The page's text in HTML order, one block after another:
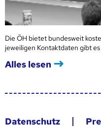
Die ÖH bietet bundesweit
jeweiligen Kontaktdaten gibt
Alles lesen
Datenschutz